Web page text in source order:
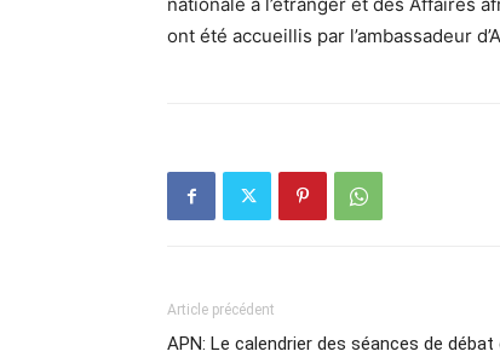
ont été accueillis par l’ambassadeur
Article précédent
APN: Le calendrier des séances de débat